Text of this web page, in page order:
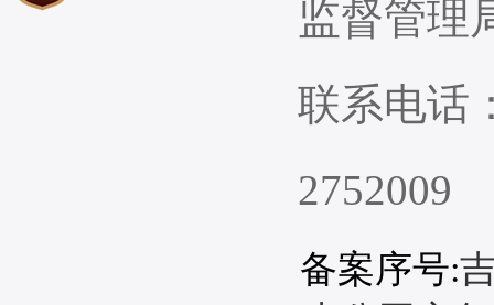
监督管理
联系电
2752009
备案序号: